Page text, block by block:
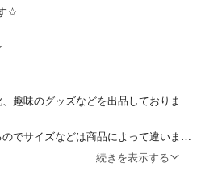
して梱包する場合があります。
すのでご安心ください。
☆
趣味のグッズなどを出品しておりま
でサイズなどは商品によって違いま
続きを表示する